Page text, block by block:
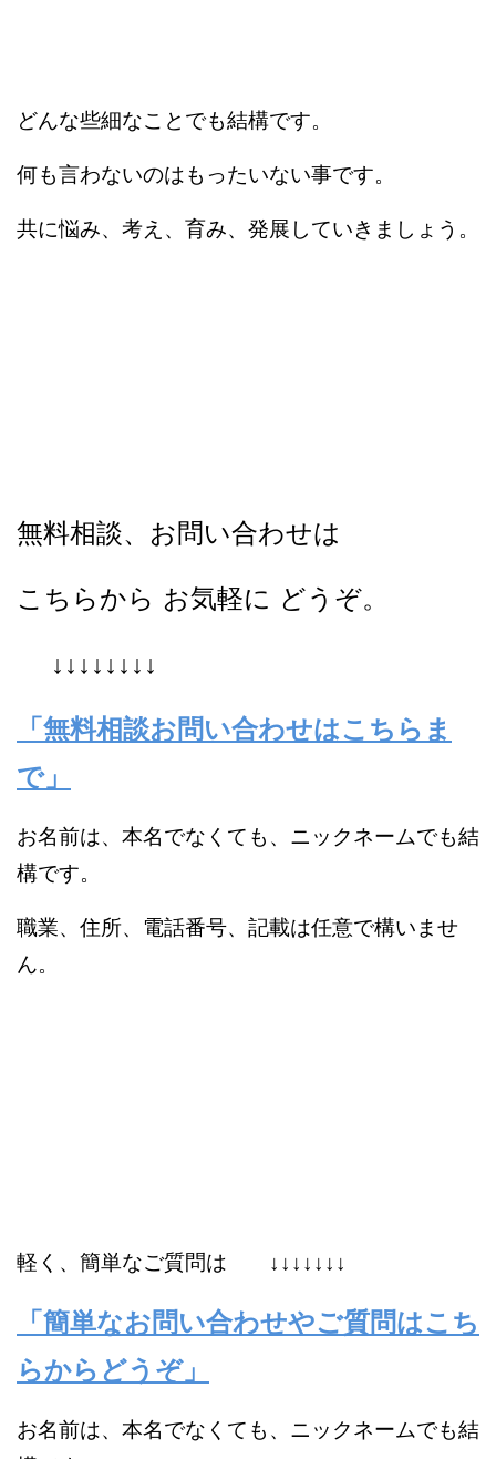
どんな些細なことでも結構です。
何も言わないのはもったいない事です。
共に悩み、考え、育み、発展していきましょう。
無料相談、お問い合わせは
こちらから お気軽に どうぞ。
↓↓↓↓↓↓↓↓
「無料相談お問い合わせはこちらま
で」
お名前は、本名でなくても、ニックネームでも結
構です。
職業、住所、電話番号、記載は任意で構いませ
ん。
軽く、簡単なご質問は ↓↓↓↓↓↓↓
「簡単なお問い合わせやご質問はこち
らからどうぞ」
お名前は、本名でなくても、ニックネームでも結